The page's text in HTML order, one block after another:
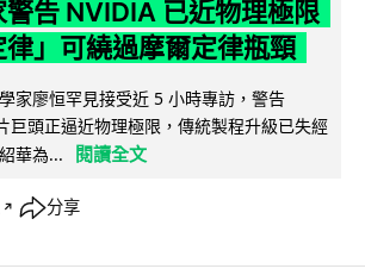
告 NVIDIA 已近物理極限
」可繞過摩爾定律瓶頸
家廖恒罕見接受近 5 小時專訪，警告
巨頭正逼近物理極限，傳統製程升級已失經
華為...
閱讀全文
↗ 分享